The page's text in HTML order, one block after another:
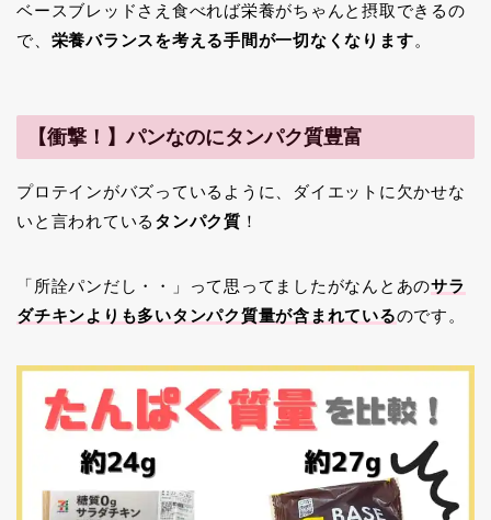
ベースブレッドさえ食べれば栄養がちゃんと摂取できるの
で、 栄養バランスを考える手間が一切なくなります。
【衝撃！】パンなのにタンパク質豊富
プロテインがバズっているように、ダイエットに欠かせな
いと言われている タンパク質 ！
「所詮パンだし・・」って思ってましたがなんとあのサラ
ダチキンよりも多いタンパク質量が含まれているのです。